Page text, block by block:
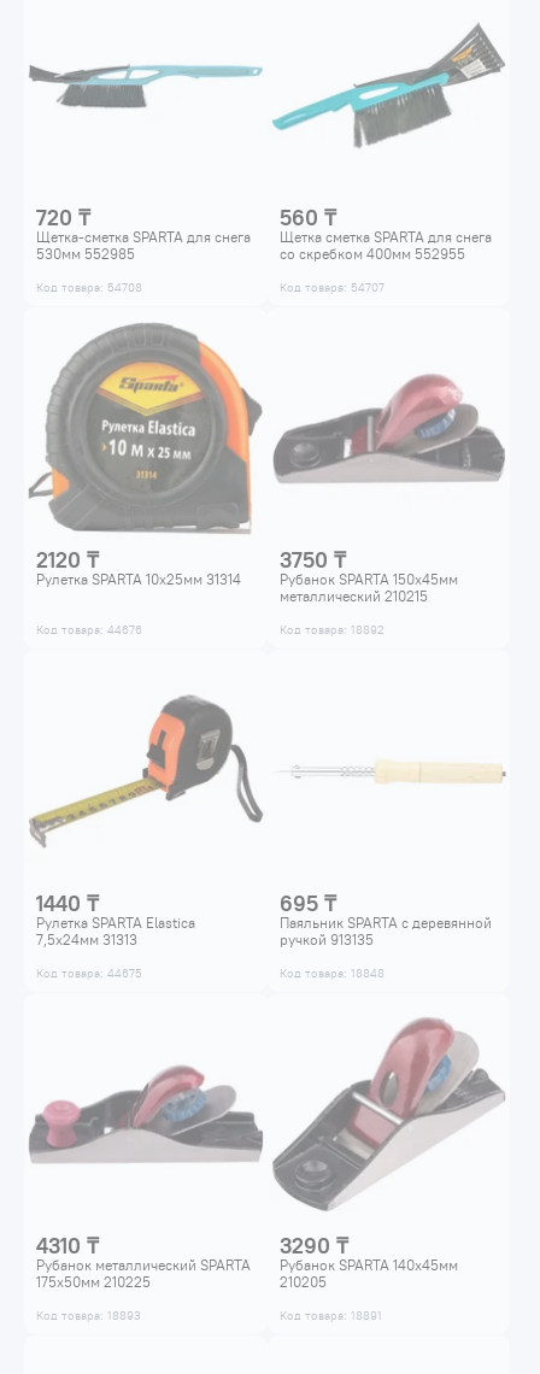
720 ₸
Щетка-сметка SPARTA для снега
530мм 552985
Код товара: 54708
560 ₸
Щетка сметка SPARTA для снега
со скребком 400мм 552955
Код товара: 54707
2120 ₸
Рулетка SPARTA 10x25мм 31314
Код товара: 44676
3750 ₸
Рубанок SPARTA 150x45мм
металлический 210215
Код товара: 18892
1440 ₸
Рулетка SPARTA Elastica
7,5x24мм 31313
Код товара: 44675
695 ₸
Паяльник SPARTA с деревянной
ручкой 913135
Код товара: 18848
4310 ₸
Рубанок металлический SPARTA
175х50мм 210225
Код товара: 18893
3290 ₸
Рубанок SPARTA 140x45мм
210205
Код товара: 18891